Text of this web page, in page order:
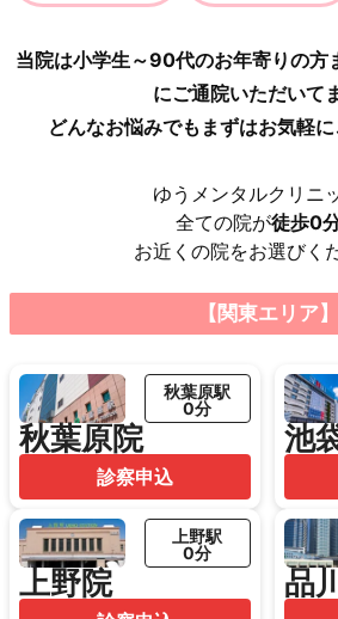
当院は小学生～90代のお年寄りの方
にご通院いただいて
どんなお悩みでもまずはお気軽に
ゆうメンタルクリニ
全ての院が徒歩0
お近くの院をお選びく
【関東エリア】
秋葉原院
秋葉原駅
0分
診察申込
池
上野院
上野駅
0分
品